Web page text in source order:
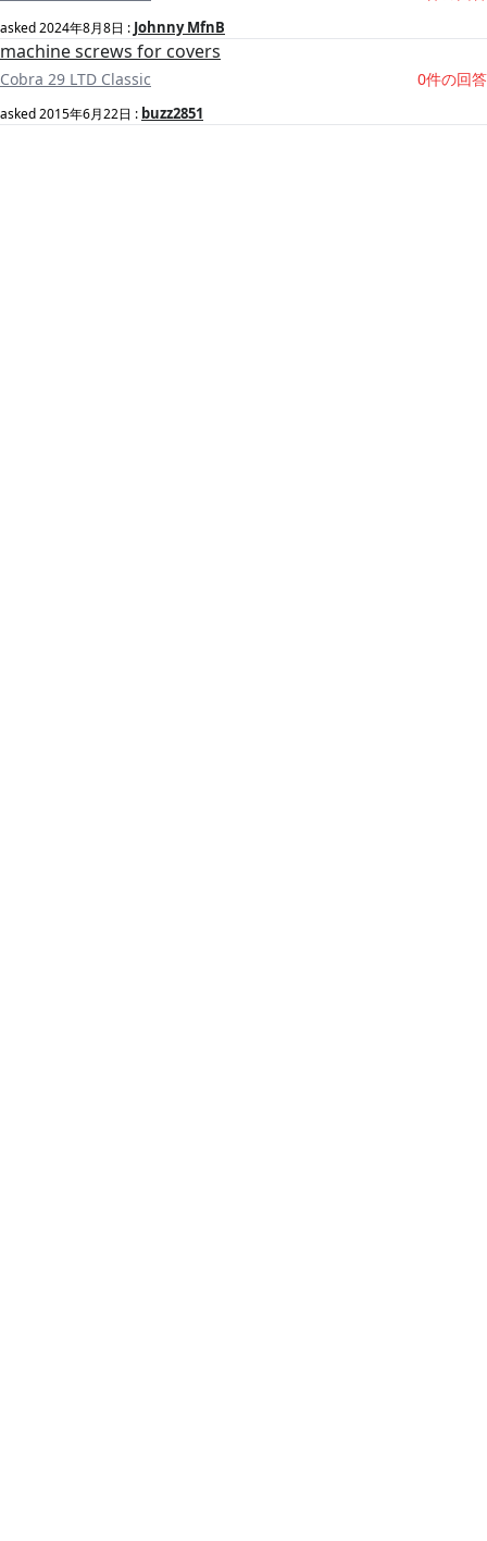
asked2024年8月8日 : Johnny MfnB
machine screws for covers
Cobra 29 LTD Classic 0件の回答
asked2015年6月22日 : buzz2851